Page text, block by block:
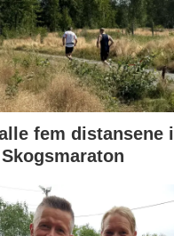
fem distansene i